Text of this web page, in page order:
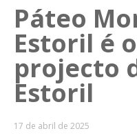
Páteo
Estoril é
projecto
Estoril
17 de abril de 2025